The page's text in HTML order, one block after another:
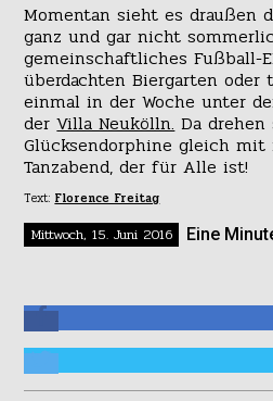
Momentan sieht es draußen
ganz und gar nicht
gemeinschaftliches Fußball-
überdachten Biergarten oder
einmal in der Woche unter
derVilla Neukölln.Da drehen
Glücksendorphine gleich mit
Tanzabend, der für Alle ist!
Text: Florence Freitag
Mittwoch, 15. Juni 2016 Eine